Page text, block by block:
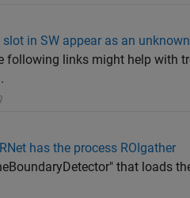
in SW appear as an
following links might help with
has the process ROIgather
that loads